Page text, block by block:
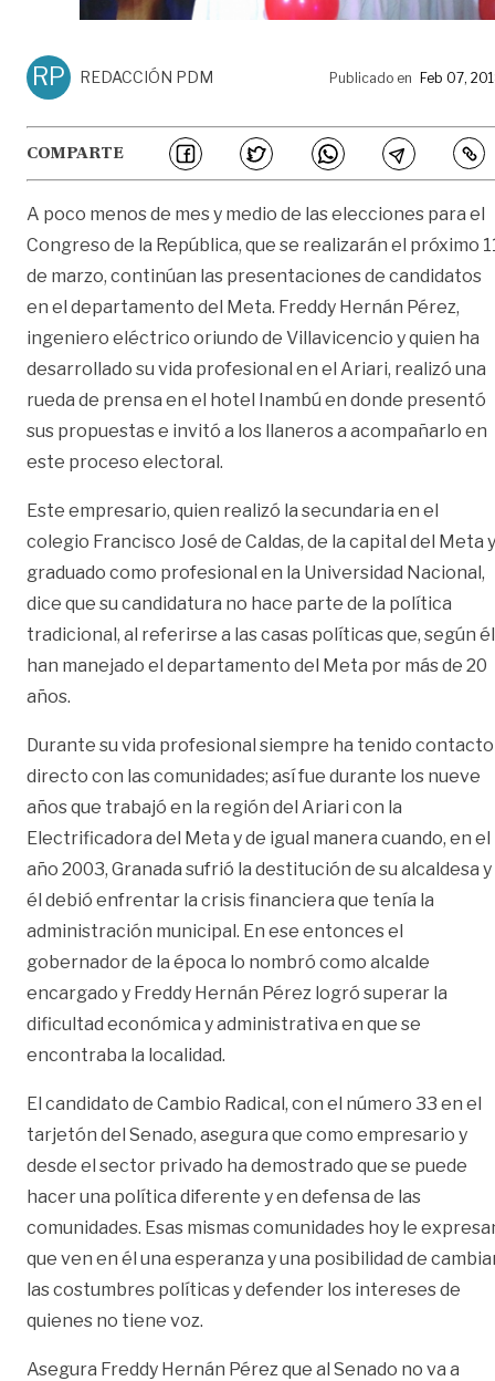
RP REDACCIÓN PDM Publicado en Feb 07,
COMPARTE
A poco menos de mes y medio de las elecciones para el
Congreso de la República, que se realizarán el próximo
de marzo, continúan las presentaciones de candidatos
en el departamento del Meta. Freddy Hernán Pérez,
ingeniero eléctrico oriundo de Villavicencio y quien ha
desarrollado su vida profesional en el Ariari, realizó una
rueda de prensa en el hotel Inambú en donde presentó
sus propuestas e invitó a los llaneros a acompañarlo en
este proceso electoral.
Este empresario, quien realizó la secundaria en el
colegio Francisco José de Caldas, de la capital del Meta y
graduado como profesional en la Universidad Nacional,
dice que su candidatura no hace parte de la política
tradicional, al referirse a las casas políticas que, según
han manejado el departamento del Meta por más de 20
años.
Durante su vida profesional siempre ha tenido contacto
directo con las comunidades; así fue durante los nueve
años que trabajó en la región del Ariari con la
Electrificadora del Meta y de igual manera cuando, en el
año 2003, Granada sufrió la destitución de su alcaldesa y
él debió enfrentar la crisis financiera que tenía la
administración municipal. En ese entonces el
gobernador de la época lo nombró como alcalde
encargado y Freddy Hernán Pérez logró superar la
dificultad económica y administrativa en que se
encontraba la localidad.
El candidato de Cambio Radical, con el número 33 en el
tarjetón del Senado, asegura que como empresario y
desde el sector privado ha demostrado que se puede
hacer una política diferente y en defensa de las
comunidades. Esas mismas comunidades hoy le
que ven en él una esperanza y una posibilidad de
las costumbres políticas y defender los intereses de
quienes no tiene voz.
Asegura Freddy Hernán Pérez que al Senado no va a